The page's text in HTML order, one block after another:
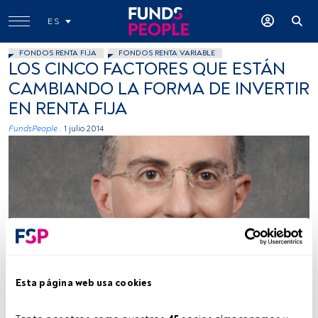
Esta página web usa cookies
ES
FONDOS RENTA FIJA FONDOS RENTA VARIABLE
LOS CINCO FACTORES QUE ESTÁN
CAMBIANDO LA FORMA DE INVERTIR
EN RENTA FIJA
FundsPeople . 1 julio 2014
Tiempo lectura: